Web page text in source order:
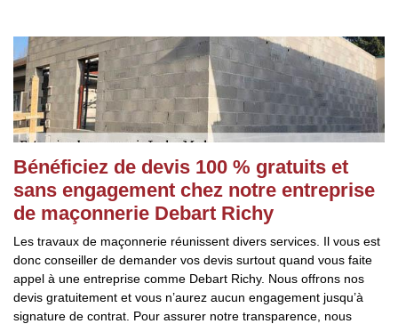
Bénéficiez de devis 100 % gratuits et
sans engagement chez notre entreprise
de maçonnerie Debart Richy
Les travaux de maçonnerie réunissent divers services. Il vous est
donc conseiller de demander vos devis surtout quand vous faite
appel à une entreprise comme Debart Richy. Nous offrons nos
devis gratuitement et vous n’aurez aucun engagement jusqu’à
signature de contrat. Pour assurer notre transparence, nous